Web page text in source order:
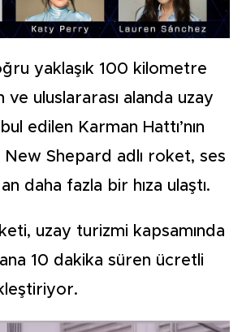
yaklaşık 100 kilometre
uluslararası alanda uzay
edilen Karman Hattı’nın
Shepard adlı roket, ses
daha fazla bir hıza ulaştı.
uzay turizmi kapsamında
10 dakika süren ücretli